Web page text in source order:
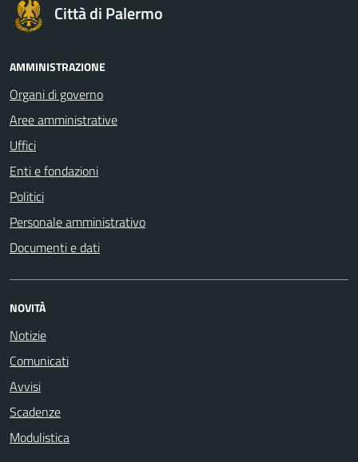
Città di Palermo
AMMINISTRAZIONE
Organi di governo
Aree amministrative
Uffici
Enti e fondazioni
Politici
Personale amministrativo
Documenti e dati
NOVITÀ
Notizie
Comunicati
Avvisi
Scadenze
Modulistica